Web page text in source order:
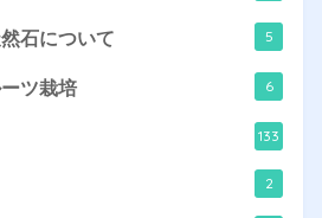
石について 5
ツ栽培 6
133
2